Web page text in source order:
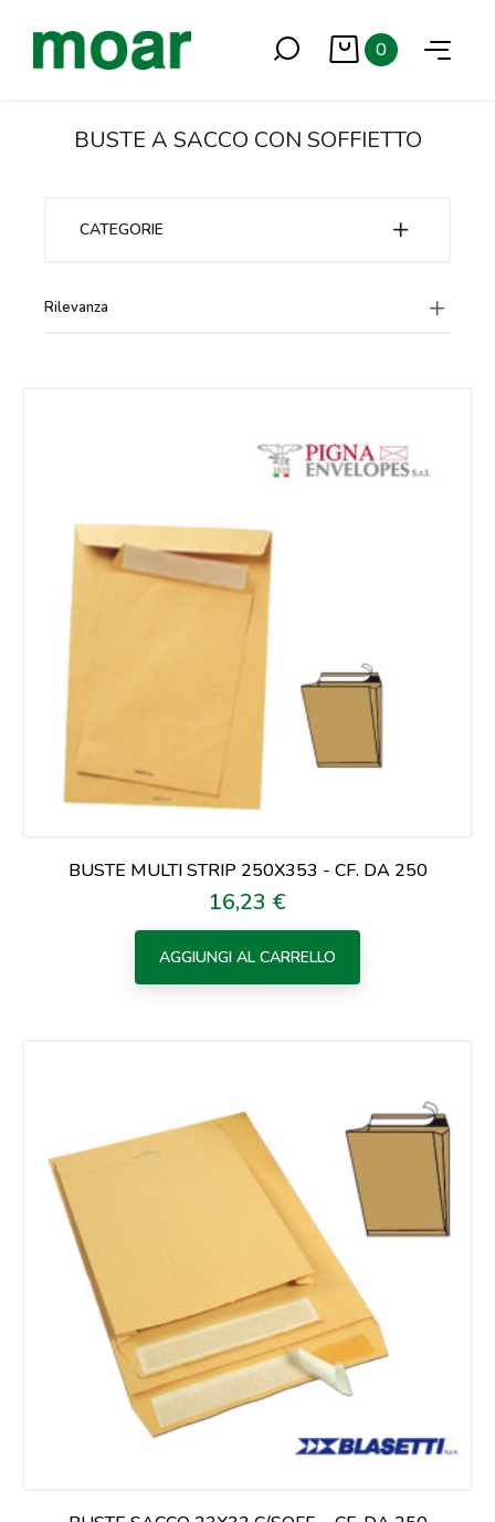
0
BUSTE A SACCO CON SOFFIETTO
CATEGORIE
Rilevanza
BUSTE MULTI STRIP 250X353 - CF. DA 250
Prezzo
16,23 €
AGGIUNGI AL CARRELLO